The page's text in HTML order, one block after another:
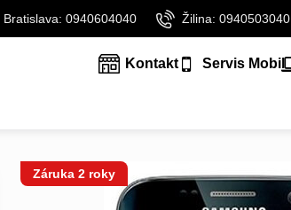
Bratislava: 0940604040 Žilina: 0940503040
Kontakt Servis Mobil
Záruka 2 roky